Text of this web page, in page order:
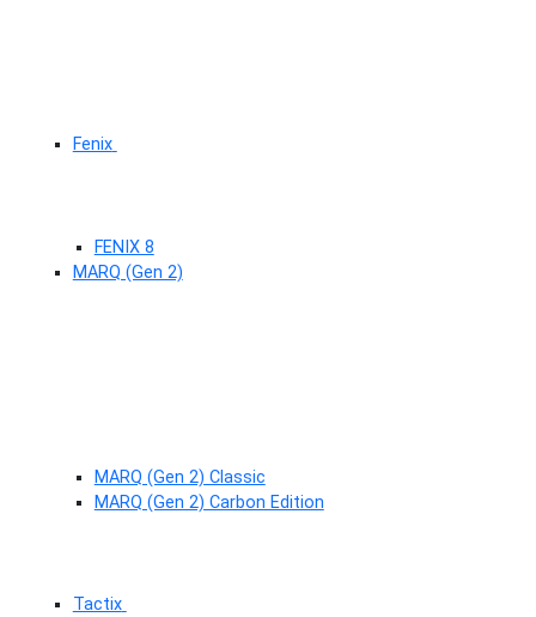
Fenix
FENIX 8
MARQ (Gen 2)
MARQ (Gen 2) Classic
MARQ (Gen 2) Carbon Edition
Tactix